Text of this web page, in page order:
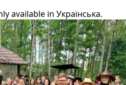
available in Українська.